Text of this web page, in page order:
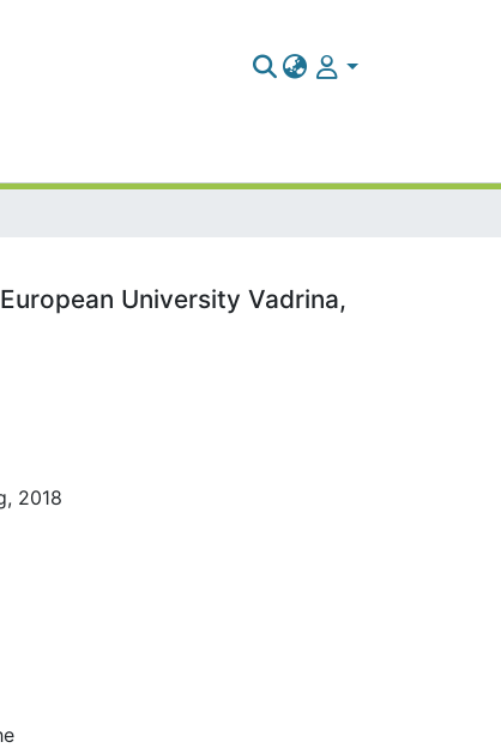
University Vadrina,
2018